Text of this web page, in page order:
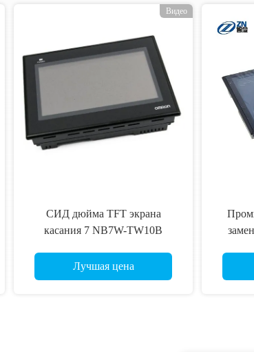
Видео
СИД дюйма TFT экрана
касания 7 NB7W-TW10B
освещает контржурным светом
Лучшая цена